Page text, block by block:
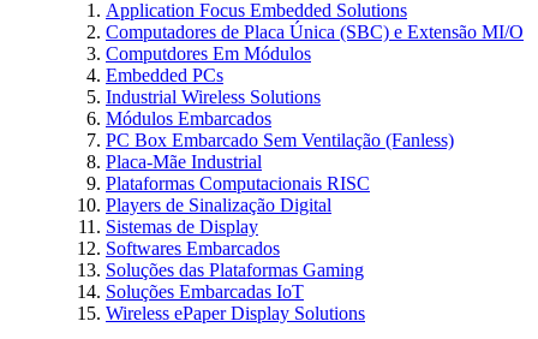
Application Focus Embedded Solutions
Computadores de Placa Única (SBC) e Extensão MI/O
Computdores Em Módulos
Embedded PCs
Industrial Wireless Solutions
Módulos Embarcados
PC Box Embarcado Sem Ventilação (Fanless)
Placa-Mãe Industrial
Plataformas Computacionais RISC
Players de Sinalização Digital
Sistemas de Display
Softwares Embarcados
Soluções das Plataformas Gaming
Soluções Embarcadas IoT
Wireless ePaper Display Solutions